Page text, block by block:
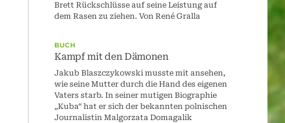
Brett Rückschlüsse auf seine Leistung auf
dem Rasen zu ziehen. Von René Gralla
BUCH
Kampf mit den Dämonen
Jakub Blaszczykowski musste mit ansehen,
wie seine Mutter durch die Hand des eigenen
Vaters starb. In seiner mutigen Biographie
„Kuba“ hat er sich der bekannten polnischen
Journalistin Malgorzata Domagalik